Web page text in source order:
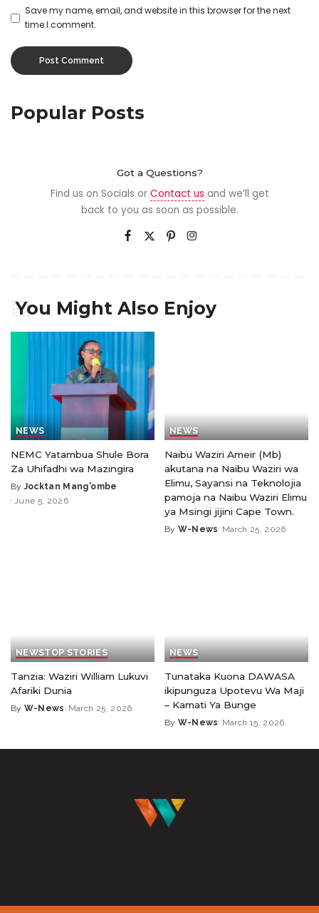
Save my name, email, and website in this browser for the next
time I comment.
Popular Posts
Got a Questions?
Find us on Socials or Contact us and we’ll get
back to you as soon as possible.
You Might Also Enjoy
NEWS
NEMC Yatambua Shule Bora
Za Uhifadhi wa Mazingira
By Jocktan Mang'ombe
June 5, 2026
NEWS
Naibu Waziri Ameir (Mb)
akutana na Naibu Waziri wa
Elimu, Sayansi na Teknolojia
pamoja na Naibu Waziri Elimu
ya Msingi jijini Cape Town.
By W-News March 25, 2026
NEWSTOP STORIES
Tanzia: Waziri William Lukuvi
Afariki Dunia
By W-News March 25, 2026
NEWS
Tunataka Kuona DAWASA
ikipunguza Upotevu Wa Maji
– Kamati Ya Bunge
By W-News March 15, 2026